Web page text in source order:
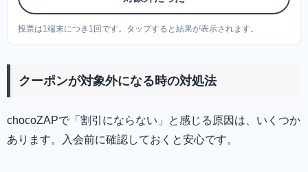
投票は1端末につき1回です。タップすると結果が表示されます。
クーポンが対象外になる時の対処法
chocoZAPで「割引にならない」と感じる原因は、いくつか
あります。入会前に確認しておくと安心です。